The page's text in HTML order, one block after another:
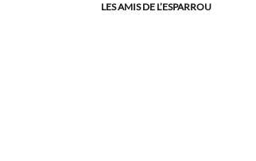
LES AMIS DE L’ESPARROU